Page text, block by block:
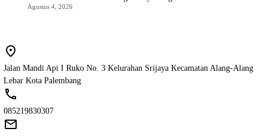
Agustus 4, 2026
Jalan Mandi Api I Ruko No. 3 Kelurahan Srijaya Kecamatan Alang-Alang
Lebar Kota Palembang
085219830307